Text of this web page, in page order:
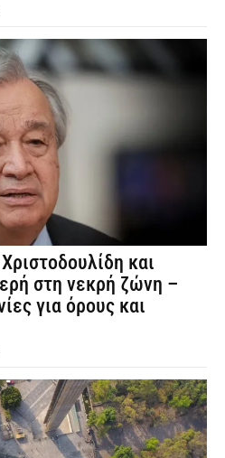
και
στη νεκρή ζώνη –
για όρους και